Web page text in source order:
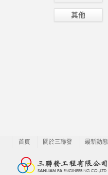
其他
首頁 關於三聯發 最新動態